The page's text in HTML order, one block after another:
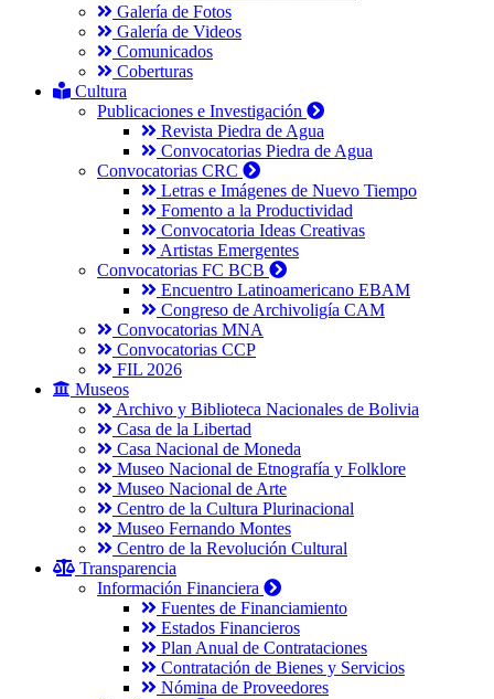
Galería de Fotos
Galería de Videos
Comunicados
Coberturas
Cultura
Publicaciones e Investigación
Revista Piedra de Agua
Convocatorias Piedra de Agua
Convocatorias CRC
Letras e Imágenes de Nuevo Tiempo
Fomento a la Productividad
Convocatoria Ideas Creativas
Artistas Emergentes
Convocatorias FC BCB
Encuentro Latinoamericano EBAM
Congreso de Archivoligía CAM
Convocatorias MNA
Convocatorias CCP
FIL 2026
Museos
Archivo y Biblioteca Nacionales de Bolivia
Casa de la Libertad
Casa Nacional de Moneda
Museo Nacional de Etnografía y Folklore
Museo Nacional de Arte
Centro de la Cultura Plurinacional
Museo Fernando Montes
Centro de la Revolución Cultural
Transparencia
Información Financiera
Fuentes de Financiamiento
Estados Financieros
Plan Anual de Contrataciones
Contratación de Bienes y Servicios
Nómina de Proveedores